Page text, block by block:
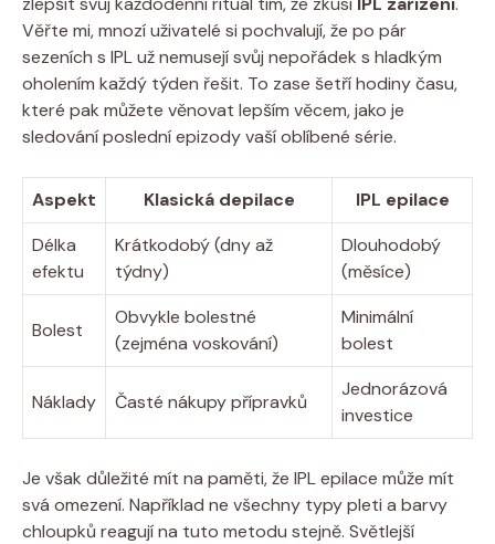
Věřte mi, mnozí uživatelé si pochvalují, že po pár
sezeních s IPL už nemusejí svůj nepořádek s hladkým
oholením každý týden řešit. To zase šetří hodiny času,
které pak můžete věnovat lepším věcem, jako je
sledování poslední epizody vaší oblíbené série.
Aspekt Klasická depilace
IPL epilace
Délka
efektu
Krátkodobý (dny až
týdny)
Dlouhodobý
(měsíce)
Bolest
Obvykle bolestné
(zejména voskování)
Minimální
bolest
Náklady Časté nákupy přípravků
Jednorázová
investice
Je však důležité mít na paměti, že IPL epilace může mít
svá omezení. Například ne všechny typy pleti a barvy
chloupků reagují na tuto metodu stejně. Světlejší